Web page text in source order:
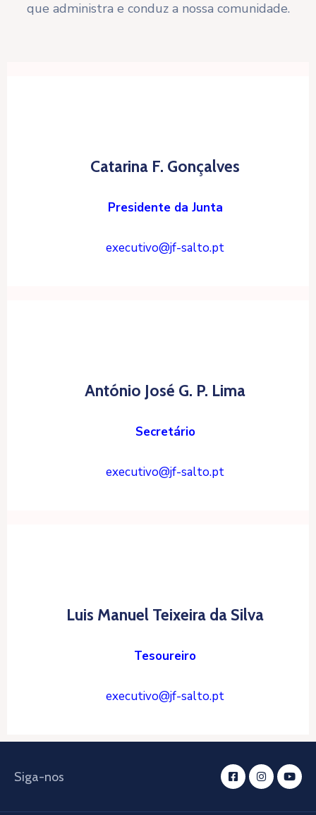
que administra e conduz a nossa comunidade.
Catarina F. Gonçalves
Presidente da Junta
executivo@jf-salto.pt
António José G. P. Lima
Secretário
executivo@jf-salto.pt
Luis Manuel Teixeira da Silva
Tesoureiro
executivo@jf-salto.pt
Siga-nos